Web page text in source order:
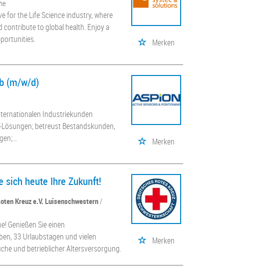
for the Life Science industry, where
to global health. Enjoy a
Merken
(m/w/d)
Industriekunden
betreust Bestandskunden,
Merken
sich heute Ihre Zukunft!
Kreuz e.V. Luisenschwestern/
Genießen Sie einen
33 Urlaubstagen und vielen
und betrieblicher Altersversorgung.
Merken